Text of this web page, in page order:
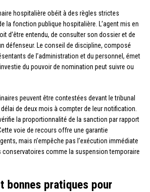
hospitalière obéit à des règles strictes
la fonction publique hospitalière. L’agent mis en
d’être entendu, de consulter son dossier et de
défenseur. Le conseil de discipline, composé
de l’administration et du personnel, émet
du pouvoir de nomination peut suivre ou
peuvent être contestées devant le tribunal
de deux mois à compter de leur notification.
la proportionnalité de la sanction par rapport
voie de recours offre une garantie
mais n’empêche pas l’exécution immédiate
conservatoires comme la suspension temporaire
bonnes pratiques pour